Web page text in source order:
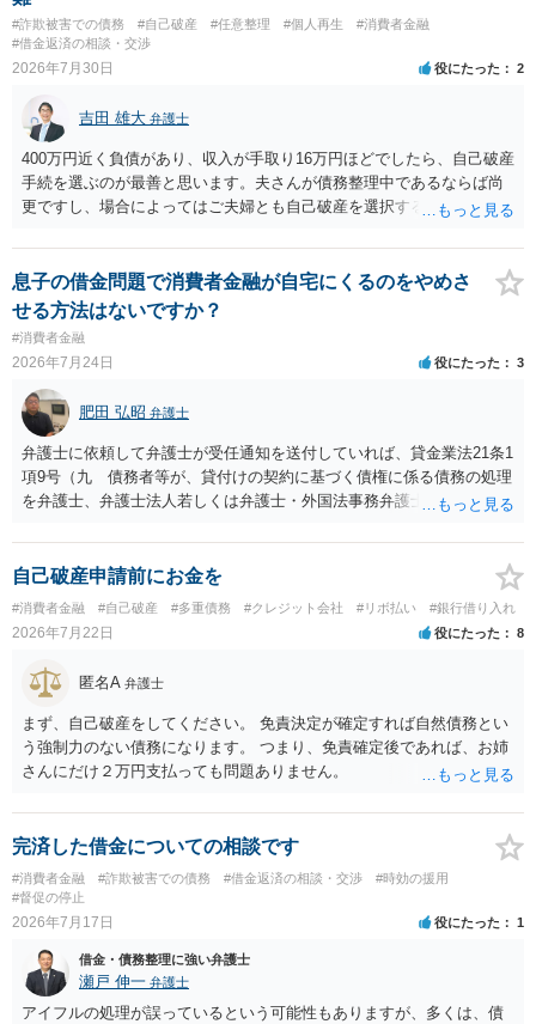
#詐欺被害での債務 #自己破産 #任意整理 #個人再生
#消費者金融
#借金返済の相談・交渉
2026年7月30日 役にたった 2
吉田 雄大 弁護士
400万円近く負債があり、収入が手取り16万円ほどでしたら、自己破産
手続を選ぶのが最善と思います。夫さんが債務整理中であるならば尚
更ですし、場合によってはご夫婦とも自己破産を選択する方法もある
息子の借金問題で消費者金融が自宅にくるのをやめさ
せる方法はないですか？
#消費者金融
2026年7月24日 役にたった 3
肥田 弘昭 弁護士
弁護士に依頼して弁護士が受任通知を送付していれば、貸金業法21条1
項9号（九 債務者等が、貸付けの契約に基づく債権に係る債務の処理
を弁護士、弁護士法人若しくは弁護士・外国法事務弁護士共同法人若
等」という。）に委託し、又はその処理のため必要な裁判所における
民事事件に関する手続をとり、弁護士等又は裁判所から書面によりそ
の旨の通知があつた場合において、正当な理由がないのに、債務者等
に対し、電話をかけ、電報を送達し、若しくはファクシミリ装置を用
いて送信し、又は訪問する方法により、当該債務を弁済することを要
求し、これに対し債務者等から直接要求しないよう求められたにもか
かわらず、更にこれらの方法で当該債務を弁済することを要求するこ
と。）に違反しています。監督官庁に行政処分を求める、裁判所に仮
処分申請、不退去罪が成立すれば警察に通報などの対応が考えられま
す。ご参考にしてください。
自己破産申請前にお金を
#消費者金融 #自己破産 #多重債務 #クレジット会社 #リボ払い #銀行借り入れ
2026年7月22日 役にたった 8
匿名A 弁護士
まず、自己破産をしてください。 免責決定が確定すれば自然債務とい
う強制力のない債務になります。 つまり、免責確定後であれば、お姉
さんにだけ２万円支払っても問題ありません。
完済した借金についての相談です
#消費者金融 #詐欺被害での債務 #借金返済の相談・交渉
#時効の援用
#督促の停止
2026年7月17日 役にたった 1
借金・債務整理に強い弁護士
瀬戸 伸一 弁護士
アイフルの処理が誤っているという可能性もありますが、多くは、債